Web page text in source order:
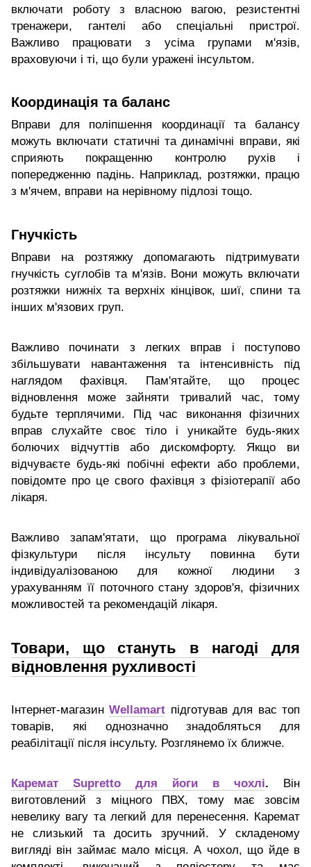
включати роботу з власною вагою, резистентні
тренажери, гантелі або спеціальні пристрої.
Важливо працювати з усіма групами м'язів,
враховуючи і ті, що були уражені інсультом.
Координація та баланс
Вправи для поліпшення координації та балансу
можуть включати статичні та динамічні вправи, які
сприяють покращенню контролю рухів і
попередженню падінь. Наприклад, розтяжки, працю
з м'ячем, вправи на нерівному підлозі тощо.
Гнучкість
Вправи на розтяжку допомагають підтримувати
гнучкість суглобів та м'язів. Вони можуть включати
розтяжки нижніх та верхніх кінцівок, шиї, спини та
інших м'язових груп.
Важливо починати з легких вправ і поступово
збільшувати навантаження та інтенсивність під
наглядом фахівця. Пам'ятайте, що процес
відновлення може зайняти тривалий час, тому
будьте терплячими. Під час виконання фізичних
вправ слухайте своє тіло і уникайте будь-яких
болючих відчуттів або дискомфорту. Якщо ви
відчуваєте будь-які побічні ефекти або проблеми,
повідомте про це свого фахівця з фізіотерапії або
лікаря.
Важливо запам'ятати, що програма лікувальної
фізкультури після інсульту повинна бути
індивідуалізованою для кожної людини з
урахуванням її поточного стану здоров'я, фізичних
можливостей та рекомендацій лікаря.
Товари, що стануть в нагоді для
відновлення рухливості
Інтернет-магазинWellamart підготував для вас топ
товарів, які однозначно знадобляться для
реабілітації після інсульту. Розглянемо їх ближче.
Каремат Supretto для йоги в чохлі. Він
виготовлений з міцного ПВХ, тому має зовсім
невелику вагу та легкий для перенесення. Каремат
не слизький та досить зручний. У складеному
вигляді він займає мало місця. А чохол, що йде в